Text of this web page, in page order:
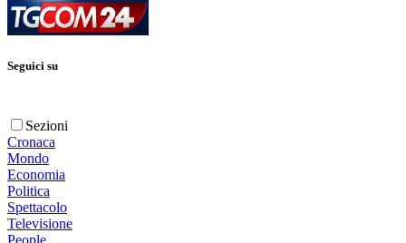
Seguici su
Sezioni
Cronaca
Mondo
Economia
Politica
Spettacolo
Televisione
People